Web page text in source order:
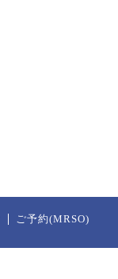
ご予約(MRSO)